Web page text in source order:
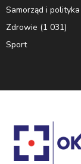
Samorząd i polityka
Zdrowie (1 031)
Sport